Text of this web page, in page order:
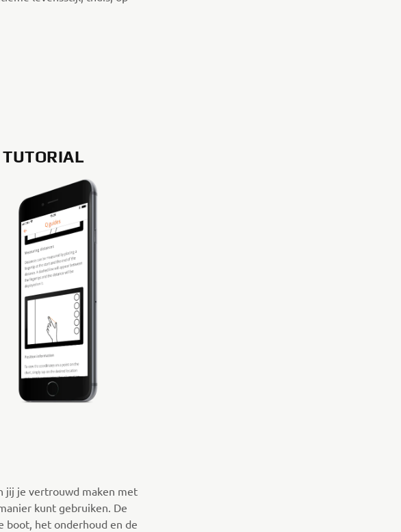
jij je vertrouwd maken met
kunt gebruiken. De
boot, het onderhoud en de